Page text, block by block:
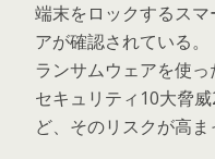
端末をロックするス
アが確認されている。
ランサムウェアを使
セキュリティ10大脅
ど、そのリスクが高ま